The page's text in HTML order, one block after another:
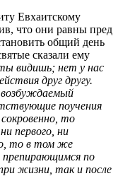
Евхаитскому
что они равны пред
общий день
сказали ему
видишь; нет у нас
друг другу.
поучения
то
первого, ни
то в том же
препирающимся по
жизни, так и после